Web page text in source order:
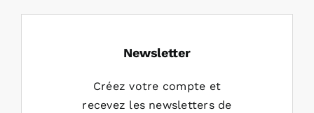
Newsletter
Créez votre compte et
recevez les newsletters de